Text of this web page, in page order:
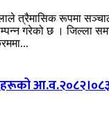
त्रैमासिक रूपमा
गरेको छ । जिल्ला
आ.व.२०८२।०८३